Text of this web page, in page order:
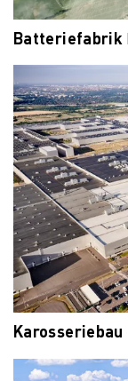
Batteriefabrik
Karosseriebau